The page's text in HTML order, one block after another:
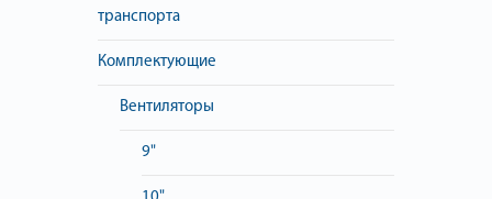
транспорта
Комплектующие
Вентиляторы
9"